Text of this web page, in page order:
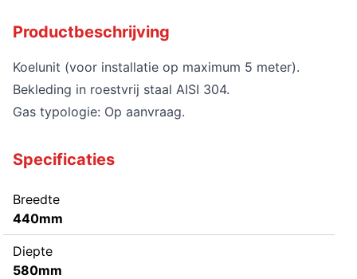
Productbeschrijving
Koelunit (voor installatie op maximum 5 meter).
Bekleding in roestvrij staal AISI 304.
Gas typologie: Op aanvraag.
Specificaties
Breedte
440mm
Diepte
580mm